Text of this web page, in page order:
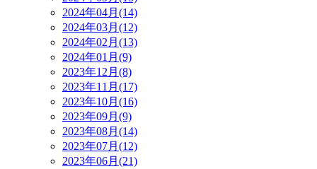
2024年04月(14)
2024年03月(12)
2024年02月(13)
2024年01月(9)
2023年12月(8)
2023年11月(17)
2023年10月(16)
2023年09月(9)
2023年08月(14)
2023年07月(12)
2023年06月(21)